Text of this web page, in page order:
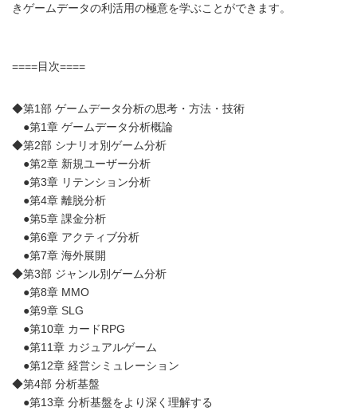
きゲームデータの利活用の極意を学ぶことができます。
====目次====
◆第1部 ゲームデータ分析の思考・方法・技術
●第1章 ゲームデータ分析概論
◆第2部 シナリオ別ゲーム分析
●第2章 新規ユーザー分析
●第3章 リテンション分析
●第4章 離脱分析
●第5章 課金分析
●第6章 アクティブ分析
●第7章 海外展開
◆第3部 ジャンル別ゲーム分析
●第8章 MMO
●第9章 SLG
●第10章 カードRPG
●第11章 カジュアルゲーム
●第12章 経営シミュレーション
◆第4部 分析基盤
●第13章 分析基盤をより深く理解する